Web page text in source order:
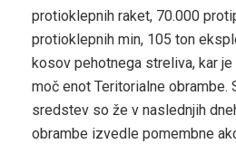
protioklepnih raket, 70.000
protioklepnih min, 105 ton
kosov pehotnega streliva, kar
moč enot Teritorialne obrambe.
sredstev so že v naslednjih
obrambe izvedle pomembne